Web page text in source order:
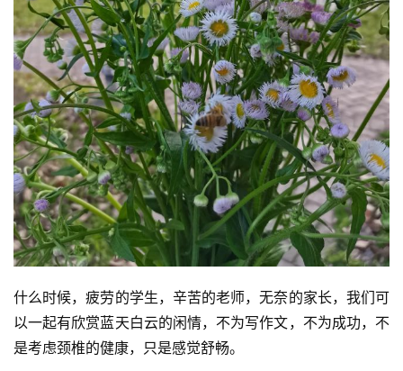
什么时候，疲劳的学生，辛苦的老师，无奈的家长，我们可
以一起有欣赏蓝天白云的闲情，不为写作文，不为成功，不
是考虑颈椎的健康，只是感觉舒畅。